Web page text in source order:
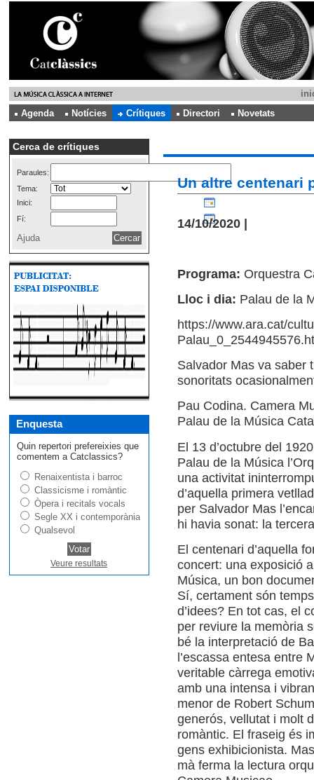
Agenda
Notícies Crítiques Directori Novetats
Cerca de crítiques
Paraules:
Tema:
Inici:
Fí:
Ajuda
Enquesta
Quin repertori prefereixies que
comentem a Catclassics?
Renaixentista i barroc
Classicisme i romàntic
Òpera i recitals vocals
Segle XX i contemporània
Qualsevol
Veure resultats
Un altre centenari
14/10/2020 |
Programa: Orquestra
Lloc i dia: Palau de la
https://www.ara.cat/
Salvador Mas va saber
sonoritats
Pau Codina. Camera
Palau de la Música
El 13 d’octubre del
Palau de la Música
una activitat
d’aquella primera
per Salvador Mas
hi havia sonat: la
El centenari d’aquella
concert: una exposició
Música, un bon
Sí, certament són
d’idees? En tot cas, el
per reviure la memòria
bé la interpretació de
l’escassa entesa entre
veritable càrrega
amb una intensa i
menor de Robert
generós, vellutat i molt
romàntic. El fraseig és
gens exhibicionista.
mà ferma la lectura